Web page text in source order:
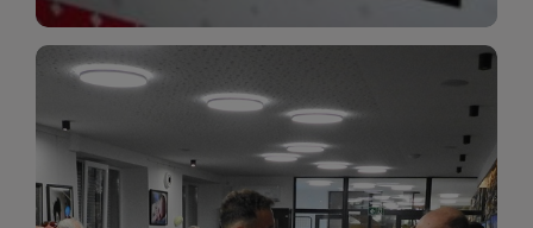
miłośników estetycznych doznań!
WIĘCEJ